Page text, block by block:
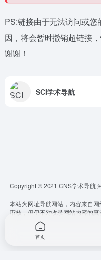
PS:链接由于无法访问或
因，将会暂时撤销超链接
谢谢！
SCI学术导航
Copyright © 2021 CNS学术导航
本站为网址导航网站，内容来自
审核，但仍不对收录网站内容的真
首页